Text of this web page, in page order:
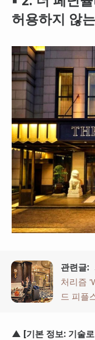
허용하지 않
관련글:
처리즘
드 피플
▲ [기본 정보: 기술